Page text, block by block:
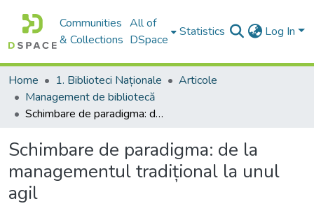
Communities
& Collections
All of
DSpace
Statistics Log In
Home 1. Biblioteci Naționale
Articole
Management de bibliotecă
Schimbare de paradigma: de la managementul tradițional la unul agil
Schimbare de paradigma: de la
managementul tradițional la unul
agil